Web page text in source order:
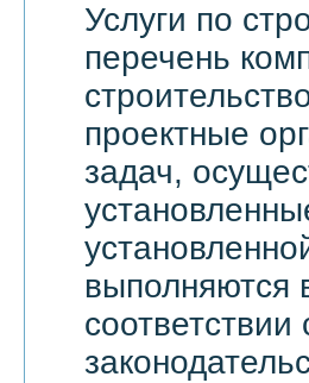
Услуги по
перечень
проектные
задач,
выполняются